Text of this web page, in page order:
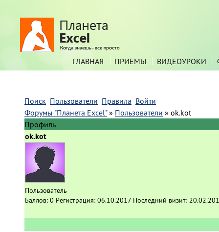
ГЛАВНАЯ ПРИЕМЫ ВИДЕОУРОКИ
Поиск Пользователи Правила Войти
Форумы "Планета Excel" » Пользователи » ok.kot
Профиль
ok.kot
Пользователь
Баллов: 0 Регистрация: 06.10.2017 Последний визит: